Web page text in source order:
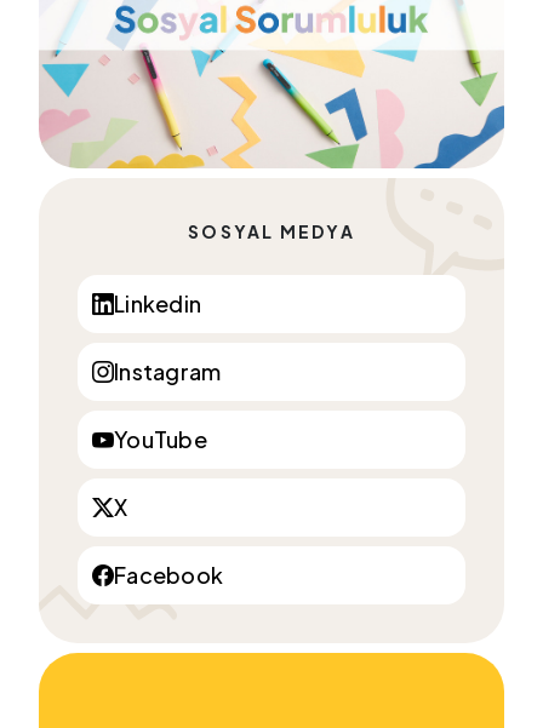
SOSYAL MEDYA
Linkedin
Instagram
YouTube
X
Facebook